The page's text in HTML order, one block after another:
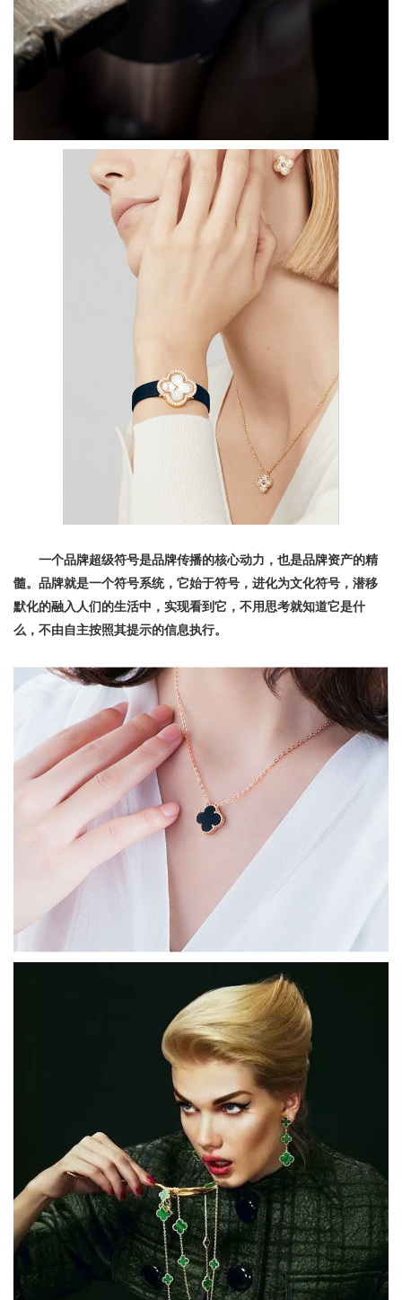
一个品牌超级符号是品牌传播的核心动力，也是品牌资产的精
髓。品牌就是一个符号系统，它始于符号，进化为文化符号，潜移
默化的融入人们的生活中，实现看到它，不用思考就知道它是什
么，不由自主按照其提示的信息执行。